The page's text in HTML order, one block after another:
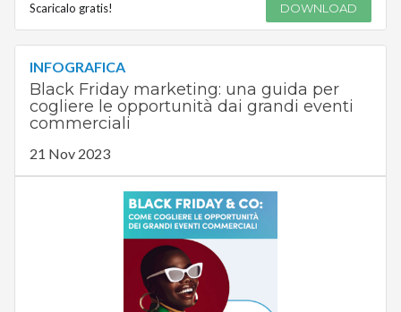
Scaricalo gratis! DOWNLOAD
INFOGRAFICA
Black Friday marketing: una guida per
cogliere le opportunità dai grandi eventi
commerciali
21 Nov 2023